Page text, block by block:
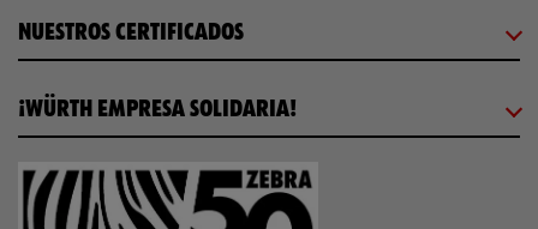
NUESTROS CERTIFICADOS
¡WÜRTH EMPRESA SOLIDARIA!